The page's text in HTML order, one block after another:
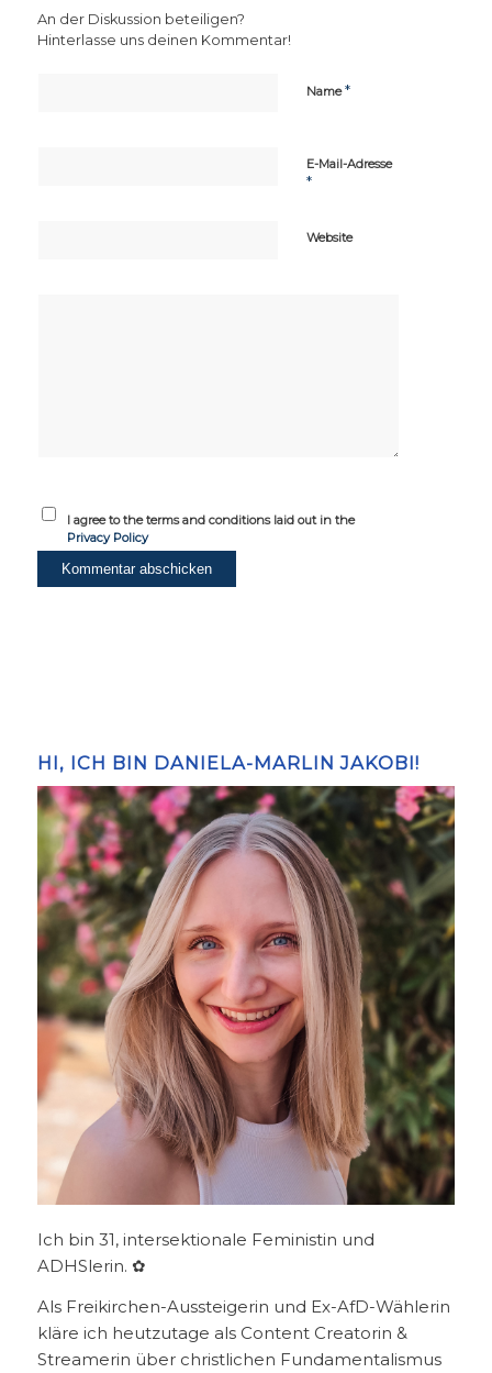
An der Diskussion beteiligen?
Hinterlasse uns deinen Kommentar!
Name*
E-Mail-Adresse
*
Website
I agree to the terms and conditions laid out in the
Privacy Policy
HI, ICH BIN DANIELA-MARLIN JAKOBI!
Ich bin 31, intersektionale Feministin und
ADHSlerin. ✿
Als Freikirchen-Aussteigerin und Ex-AfD-Wählerin
kläre ich heutzutage als Content Creatorin &
Streamerin über christlichen Fundamentalismus